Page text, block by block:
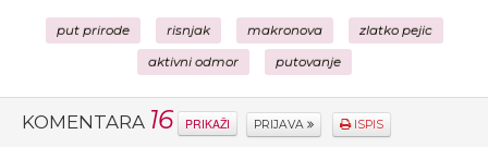
put prirode risnjak makronova zlatko pejic
aktivni odmor putovanje
KOMENTARA 16 PRIKAŽI PRIJAVA ISPIS